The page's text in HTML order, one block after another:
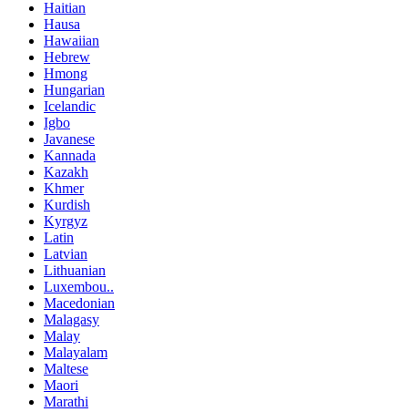
Haitian
Hausa
Hawaiian
Hebrew
Hmong
Hungarian
Icelandic
Igbo
Javanese
Kannada
Kazakh
Khmer
Kurdish
Kyrgyz
Latin
Latvian
Lithuanian
Luxembou..
Macedonian
Malagasy
Malay
Malayalam
Maltese
Maori
Marathi